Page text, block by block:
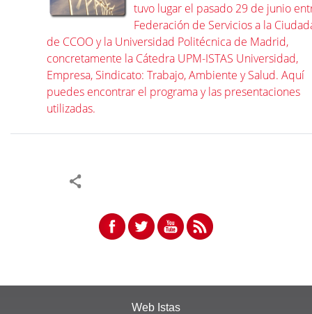
tuvo lugar el pasado 29 de junio
Federación de Servicios a la
de CCOO y la Universidad Politécnica de Madrid,
concretamente la Cátedra UPM-ISTAS Universidad,
Empresa, Sindicato: Trabajo, Ambiente y Salud. Aquí
puedes encontrar el programa y las presentaciones
utilizadas.
Web Istas